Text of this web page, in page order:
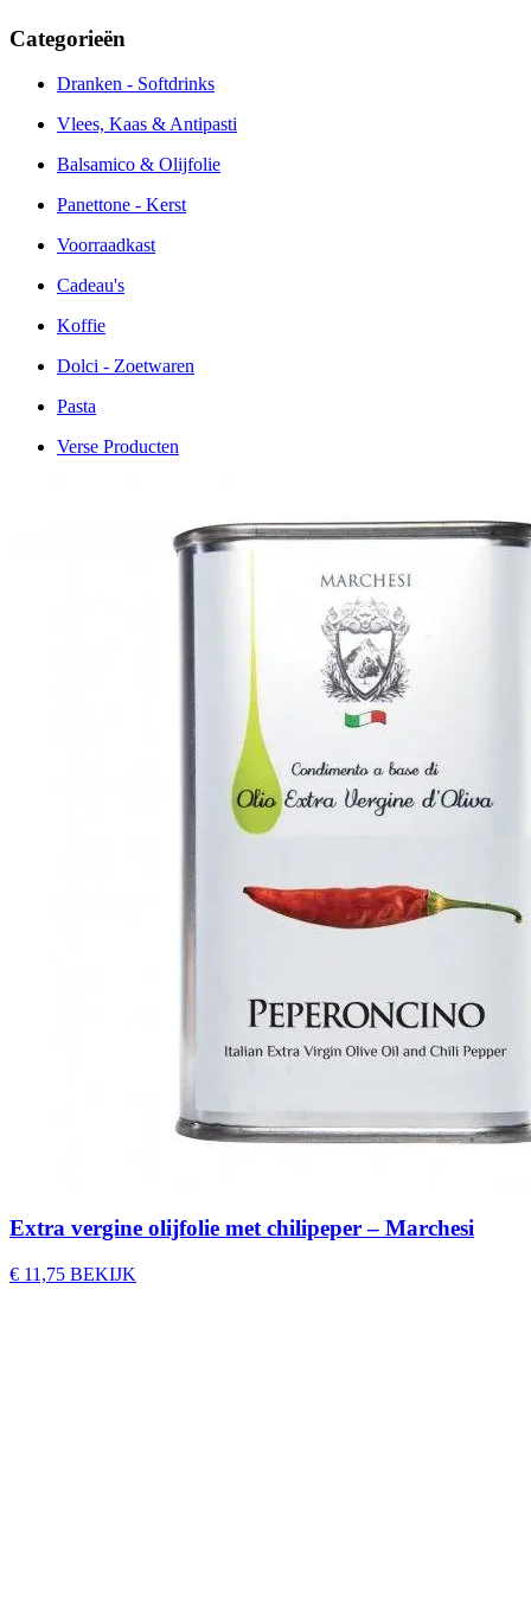
Categorieën
Dranken - Softdrinks
Vlees, Kaas & Antipasti
Balsamico & Olijfolie
Panettone - Kerst
Voorraadkast
Cadeau's
Koffie
Dolci - Zoetwaren
Pasta
Verse Producten
Extra vergine olijfolie met chilipeper – Marchesi
€ 11,75 BEKIJK